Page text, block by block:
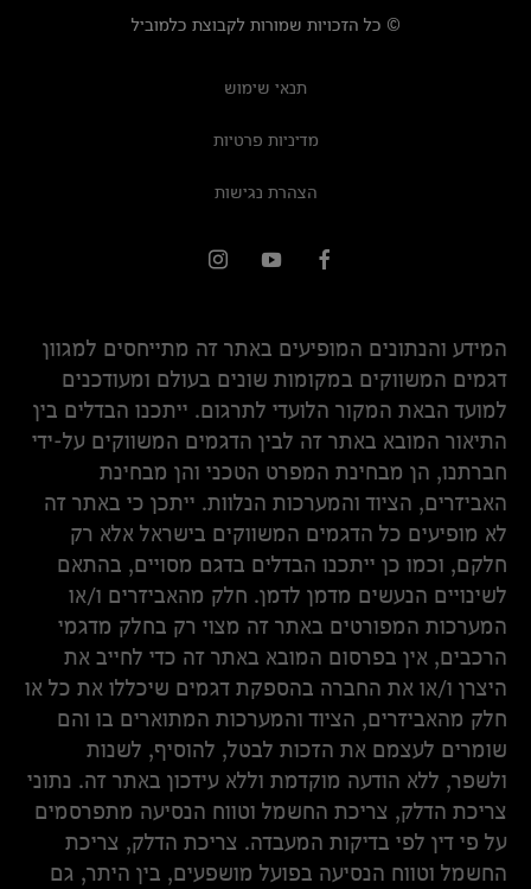
© כל הזכויות שמורות לקבוצת כלמוביל
תנאי שימוש
מדיניות פרטיות
הצהרת נגישות
המידע והנתונים המופיעים באתר זה מתייחסים למגוון
דגמים המשווקים במקומות שונים בעולם ומעודכנים
למועד הבאת המקור הלועדי לתרגום. ייתכנו הבדלים בין
התיאור המובא באתר זה לבין הדגמים המשווקים על-ידי
חברתנו, הן מבחינת המפרט הטכני והן מבחינת
האביזרים, הציוד והמערכות הנלוות. ייתכן כי באתר זה
לא מופיעים כל הדגמים המשווקים בישראל אלא רק
חלקם, וכמו כן ייתכנו הבדלים בדגם מסויים, בהתאם
לשינויים הנעשים מדמן לדמן. חלק מהאביזרים ו/או
המערכות המפורטים באתר זה מצוי רק בחלק מדגמי
הרכבים, אין בפרסום המובא באתר זה כדי לחייב את
היצרן ו/או את החברה בהספקת דגמים שיכללו את כל או
חלק מהאביזרים, הציוד והמערכות המתוארים בו והם
שומרים לעצמם את הזכות לבטל, להוסיף, לשנות
ולשפר, ללא הודעה מוקדמת וללא עידכון באתר זה. נתוני
צריכת הדלק, צריכת החשמל וטווח הנסיעה מתפרסמים
על פי דין לפי בדיקות המעבדה. צריכת הדלק, צריכת
החשמל וטווח הנסיעה בפועל מושפעים, בין היתר, גם